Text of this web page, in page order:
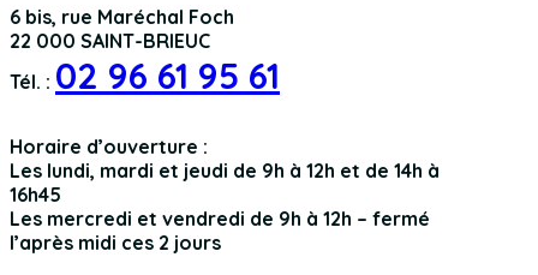
6 bis, rue Maréchal Foch
22 000 SAINT-BRIEUC
Tél. : 02 96 61 95 61
Horaire d’ouverture :
Les lundi, mardi et jeudi de 9h à 12h et de 14h à
16h45
Les mercredi et vendredi de 9h à 12h – fermé
l’après midi ces 2 jours